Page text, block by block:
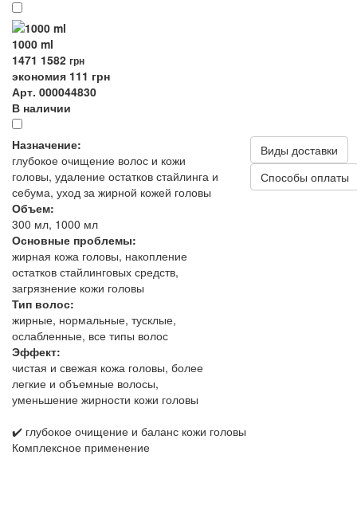
1000 ml
1471 1582 грн
экономия 111 грн
Арт. 000044830
В наличии
Назначение:
глубокое очищение волос и кожи
головы, удаление остатков стайлинга и
себума, уход за жирной кожей головы
Объем:
300 мл, 1000 мл
Основные проблемы:
жирная кожа головы, накопление
остатков стайлинговых средств,
загрязнение кожи головы
Тип волос:
жирные, нормальные, тусклые,
ослабленные, все типы волос
Эффект:
чистая и свежая кожа головы, более
легкие и объемные волосы,
уменьшение жирности кожи головы
Виды доставки
Способы оплаты
✔️ глубокое очищение и баланс кожи головы
Комплексное применение